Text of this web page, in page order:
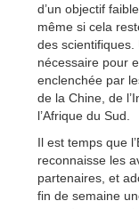
d’un objectif
même si cela
des
nécessaire pour
enclenchée par
de la Chine, de
l’Afrique du Sud.
Il est temps que
reconnaisse les
partenaires, et
fin de semaine